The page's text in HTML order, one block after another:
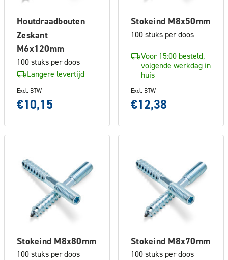
Houtdraadbouten
Zeskant
M6x120mm
100 stuks per doos
Langere levertijd
Excl. BTW
€10,15
Stokeind M8x50mm
100 stuks per doos
Voor 15:00 besteld,
volgende werkdag in
huis
Excl. BTW
€12,38
Stokeind M8x80mm
100 stuks per doos
Stokeind M8x70mm
100 stuks per doos